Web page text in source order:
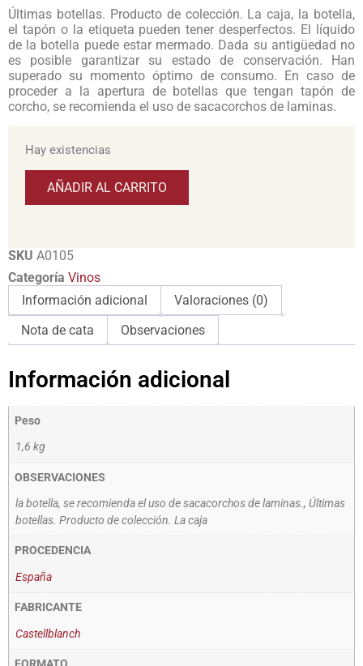
Últimas botellas. Producto de colección. La caja, la botella,
el tapón o la etiqueta pueden tener desperfectos. El líquido
de la botella puede estar mermado. Dada su antigüedad no
es posible garantizar su estado de conservación. Han
superado su momento óptimo de consumo. En caso de
proceder a la apertura de botellas que tengan tapón de
corcho, se recomienda el uso de sacacorchos de laminas.
Hay existencias
AÑADIR AL CARRITO
SKU A0105
Categoría Vinos
Información adicional
Valoraciones (0)
Nota de cata
Observaciones
Información adicional
Peso
1,6 kg
OBSERVACIONES
la botella, se recomienda el uso de sacacorchos de laminas., Últimas
botellas. Producto de colección. La caja
PROCEDENCIA
España
FABRICANTE
Castellblanch